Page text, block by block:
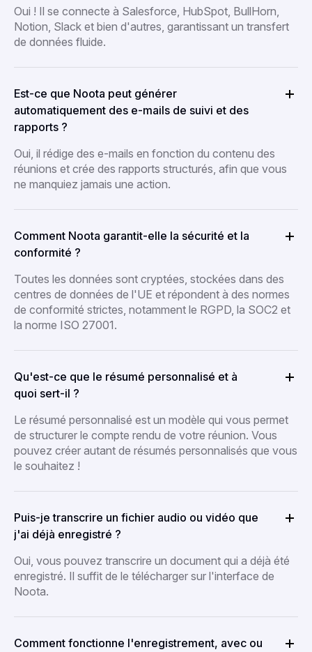
Oui ! Il se connecte à Salesforce, HubSpot, BullHorn,
Notion, Slack et bien d'autres, garantissant un transfert
de données fluide.
Est-ce que Noota peut générer
automatiquement des e-mails de suivi et des
rapports ?
Oui, il rédige des e-mails en fonction du contenu des
réunions et crée des rapports structurés, afin que vous
ne manquiez jamais une action.
Comment Noota garantit-elle la sécurité et la
conformité ?
Toutes les données sont cryptées, stockées dans des
centres de données de l'UE et répondent à des normes
de conformité strictes, notamment le RGPD, la SOC2 et
la norme ISO 27001.
Qu'est-ce que le résumé personnalisé et à
quoi sert-il ?
Le résumé personnalisé est un modèle qui vous permet
de structurer le compte rendu de votre réunion. Vous
pouvez créer autant de résumés personnalisés que vous
le souhaitez !
Puis-je transcrire un fichier audio ou vidéo que
j'ai déjà enregistré ?
Oui, vous pouvez transcrire un document qui a déjà été
enregistré. Il suffit de le télécharger sur l'interface de
Noota.
Comment fonctionne l'enregistrement, avec ou